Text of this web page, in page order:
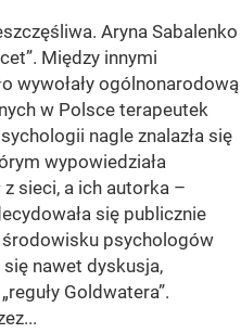
Aryna Sabalenko
Między innymi
wywołały ogólnonarodową
w Polsce terapeutek
nagle znalazła się
wypowiedziała
z sieci, a ich autorka –
się publicznie
środowisku psychologów
nawet dyskusja,
Goldwatera”.